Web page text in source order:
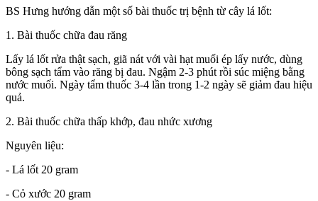
BS Hưng hướng dẫn một số bài thuốc trị bệnh từ cây lá lốt:
1. Bài thuốc chữa đau răng
Lấy lá lốt rửa thật sạch, giã nát với vài hạt muối ép lấy nước, dùng
bông sạch tẩm vào răng bị đau. Ngậm 2-3 phút rồi súc miệng bằng
nước muối. Ngày tẩm thuốc 3-4 lần trong 1-2 ngày sẽ giảm đau hiệu
quả.
2. Bài thuốc chữa thấp khớp, đau nhức xương
Nguyên liệu:
- Lá lốt 20 gram
- Cỏ xước 20 gram